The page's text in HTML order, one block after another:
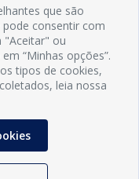
que são
pode consentir com
"Aceitar" ou
“Minhas opções”.
tipos de cookies,
leia nossa